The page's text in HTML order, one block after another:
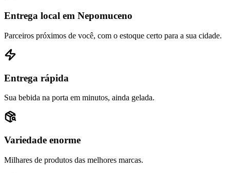
Entrega local em Nepomuceno
Parceiros próximos de você, com o estoque certo para a sua cidade.
Entrega rápida
Sua bebida na porta em minutos, ainda gelada.
Variedade enorme
Milhares de produtos das melhores marcas.